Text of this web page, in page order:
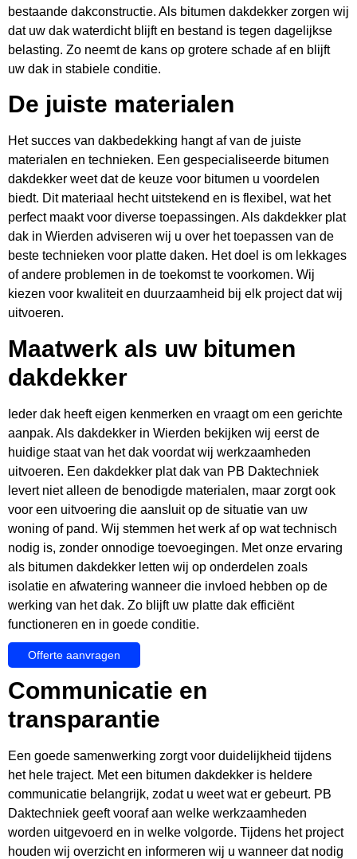
bestaande dakconstructie. Als bitumen dakdekker zorgen wij
dat uw dak waterdicht blijft en bestand is tegen dagelijkse
belasting. Zo neemt de kans op grotere schade af en blijft
uw dak in stabiele conditie.
De juiste materialen
Het succes van dakbedekking hangt af van de juiste
materialen en technieken. Een gespecialiseerde bitumen
dakdekker weet dat de keuze voor bitumen u voordelen
biedt. Dit materiaal hecht uitstekend en is flexibel, wat het
perfect maakt voor diverse toepassingen. Als dakdekker plat
dak in Wierden adviseren wij u over het toepassen van de
beste technieken voor platte daken. Het doel is om lekkages
of andere problemen in de toekomst te voorkomen. Wij
kiezen voor kwaliteit en duurzaamheid bij elk project dat wij
uitvoeren.
Maatwerk als uw bitumen
dakdekker
Ieder dak heeft eigen kenmerken en vraagt om een gerichte
aanpak. Als dakdekker in Wierden bekijken wij eerst de
huidige staat van het dak voordat wij werkzaamheden
uitvoeren. Een dakdekker plat dak van PB Daktechniek
levert niet alleen de benodigde materialen, maar zorgt ook
voor een uitvoering die aansluit op de situatie van uw
woning of pand. Wij stemmen het werk af op wat technisch
nodig is, zonder onnodige toevoegingen. Met onze ervaring
als bitumen dakdekker letten wij op onderdelen zoals
isolatie en afwatering wanneer die invloed hebben op de
werking van het dak. Zo blijft uw platte dak efficiënt
functioneren en in goede conditie.
Offerte aanvragen
Communicatie en
transparantie
Een goede samenwerking zorgt voor duidelijkheid tijdens
het hele traject. Met een bitumen dakdekker is heldere
communicatie belangrijk, zodat u weet wat er gebeurt. PB
Daktechniek geeft vooraf aan welke werkzaamheden
worden uitgevoerd en in welke volgorde. Tijdens het project
houden wij overzicht en informeren wij u wanneer dat nodig